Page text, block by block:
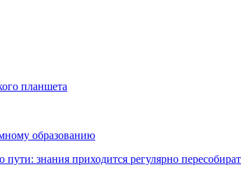
планшета
образованию
пути: знания приходится регулярно